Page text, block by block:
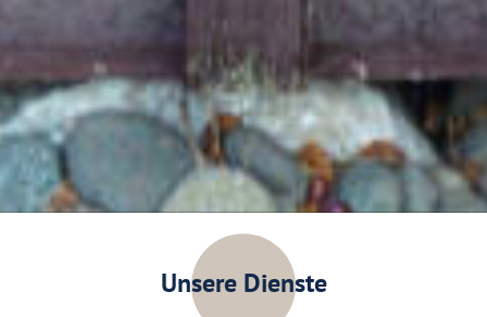
Unsere Dienste